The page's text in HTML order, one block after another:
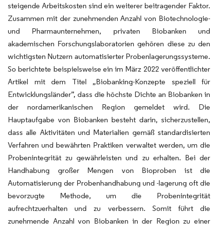
steigende Arbeitskosten sind ein weiterer beitragender Faktor.
Zusammen mit der zunehmenden Anzahl von Biotechnologie-
und Pharmaunternehmen, privaten Biobanken und
akademischen Forschungslaboratorien gehören diese zu den
wichtigsten Nutzern automatisierter Probenlagerungssysteme.
So berichtete beispielsweise ein im März 2022 veröffentlichter
Artikel mit dem Titel „Biobanking-Konzepte speziell für
Entwicklungsländer”, dass die höchste Dichte an Biobanken in
der nordamerikanischen Region gemeldet wird. Die
Hauptaufgabe von Biobanken besteht darin, sicherzustellen,
dass alle Aktivitäten und Materialien gemäß standardisierten
Verfahren und bewährten Praktiken verwaltet werden, um die
Probenintegrität zu gewährleisten und zu erhalten. Bei der
Handhabung großer Mengen von Bioproben ist die
Automatisierung der Probenhandhabung und -lagerung oft die
bevorzugte Methode, um die Probenintegrität
aufrechtzuerhalten und zu verbessern. Somit führt die
zunehmende Anzahl von Biobanken in der Region zu einer